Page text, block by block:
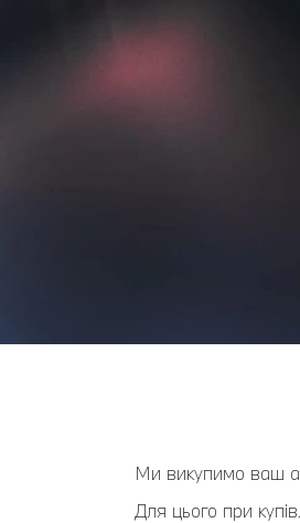
Ми викупимо ваш
Для цього при